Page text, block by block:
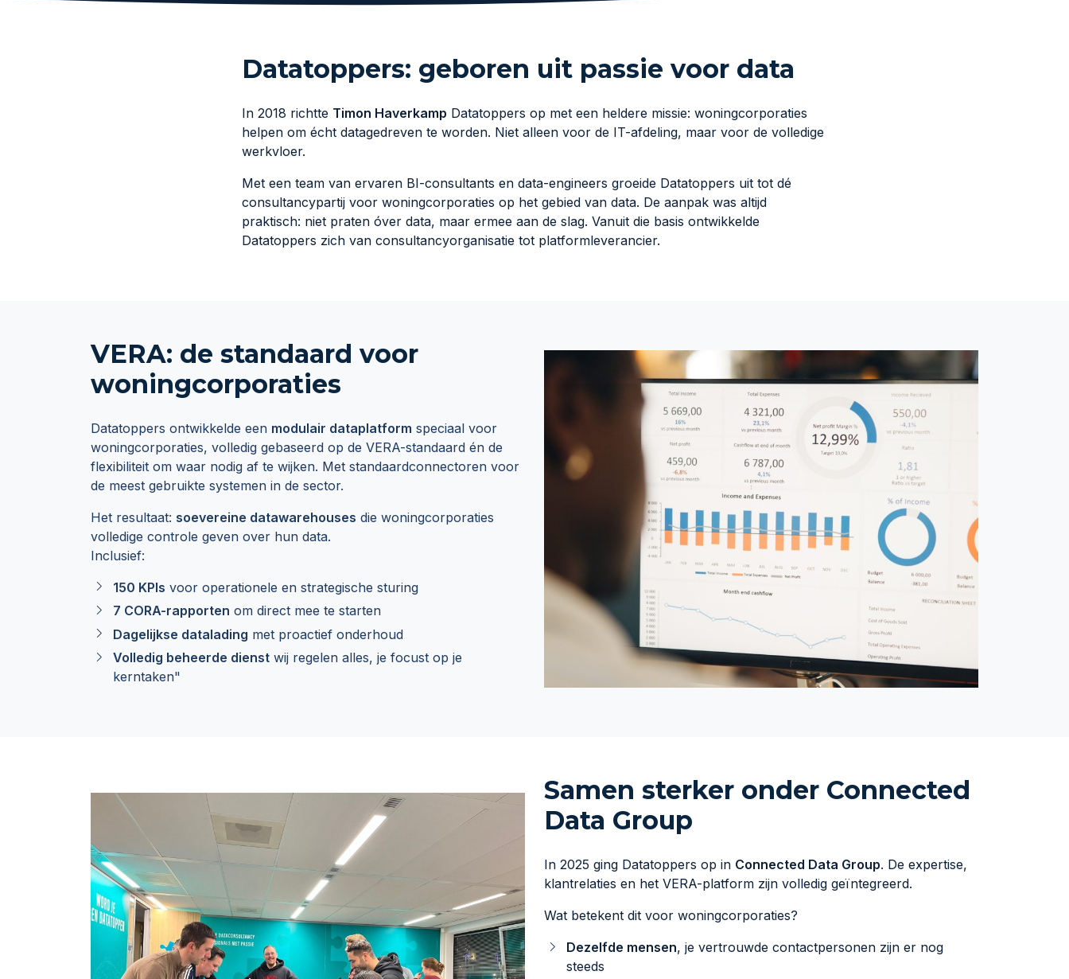
Datatoppers: geboren uit passie voor data
In 2018 richtte Timon Haverkamp Datatoppers op met een heldere missie: woningcorporaties
helpen om écht datagedreven te worden. Niet alleen voor de IT-afdeling, maar voor de volledige
werkvloer.
Met een team van ervaren BI-consultants en data-engineers groeide Datatoppers uit tot dé
consultancypartij voor woningcorporaties op het gebied van data. De aanpak was altijd
praktisch: niet praten óver data, maar ermee aan de slag. Vanuit die basis ontwikkelde
Datatoppers zich van consultancyorganisatie tot platformleverancier.
VERA: de standaard voor
woningcorporaties
Datatoppers ontwikkelde een modulair dataplatform speciaal voor
woningcorporaties, volledig gebaseerd op de VERA-standaard én de
flexibiliteit om waar nodig af te wijken. Met standaardconnectoren voor
de meest gebruikte systemen in de sector.
Het resultaat: soevereine datawarehouses die woningcorporaties
volledige controle geven over hun data.
Inclusief:
150 KPIs voor operationele en strategische sturing
7 CORA-rapporten om direct mee te starten
Dagelijkse datalading met proactief onderhoud
Volledig beheerde dienst wij regelen alles, je focust op je
kerntaken"
Samen sterker onder Connected
Data Group
In 2025 ging Datatoppers op in Connected Data Group. De expertise,
klantrelaties en het VERA-platform zijn volledig geïntegreerd.
Wat betekent dit voor woningcorporaties?
Dezelfde mensen, je vertrouwde contactpersonen zijn er nog
steeds